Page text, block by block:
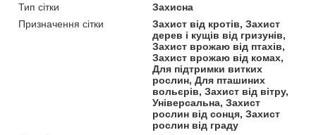
Тип сітки
Захисна
Призначення сітки
Захист від кротів, Захист
дерев і кущів від гризунів,
Захист врожаю від птахів,
Захист врожаю від комах,
Для підтримки витких
рослин, Для пташиних
вольєрів, Захист від вітру,
Універсальна, Захист
рослин від сонця, Захист
рослин від граду